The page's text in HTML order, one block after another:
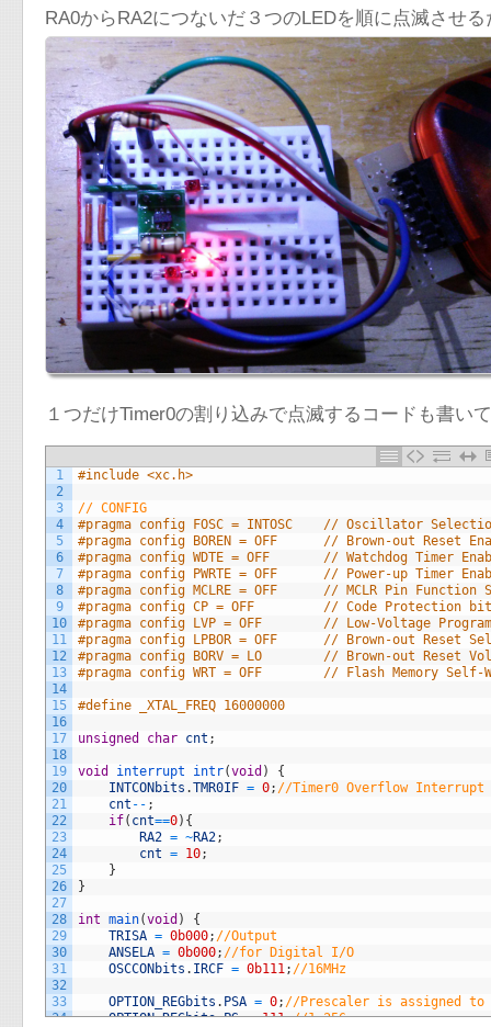
RA0からRA2につないだ３つのLEDを順に点滅させ
１つだけTimer0の割り込みで点滅するコードも書い
1
2
3
4
5
6
7
8
9
10
11
12
13
14
15
16
17
18
19
20
21
22
23
24
25
26
27
28
29
30
31
32
33
34
#include <xc.h>
// CONFIG
#pragma config FOSC = INTOSC    // Oscillator
#pragma config BOREN = OFF      // Brown-out Reset
#pragma config WDTE = OFF       // Watchdog Timer
#pragma config PWRTE = OFF      // Power-up Timer
#pragma config MCLRE = OFF      // MCLR Pin
#pragma config CP = OFF         // Code Protection
#pragma config LVP = OFF        // Low-Voltage
#pragma config LPBOR = OFF      // Brown-out Reset
#pragma config BORV = LO        // Brown-out
#pragma config WRT = OFF        // Flash Memory
#define _XTAL_FREQ 16000000
unsigned char cnt ;
void interrupt intr(void )
{
INTCONbits .TMR0IF = 0; //Timer0 Overflow Interrupt
cnt -- ;
if( cnt==0) {
RA2 = ~RA2;
cnt = 10;
}
}
int main(void )
{
TRISA = 0b000; //Output
ANSELA = 0b000; //for Digital I/O
OSCCONbits . IRCF = 0b111; //16MHz
OPTION_REGbits . PSA = 0; //Prescaler is assigned to
OPTION_REGbits.PS = 111;//1:256